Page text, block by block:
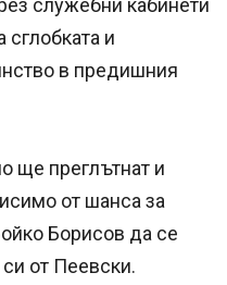
служебни кабинети
сглобката и
в предишния
ще преглътнат и
от шанса за
Борисов да се
от Пеевски.